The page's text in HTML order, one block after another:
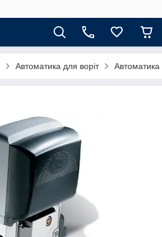
Автоматика для воріт Автоматика